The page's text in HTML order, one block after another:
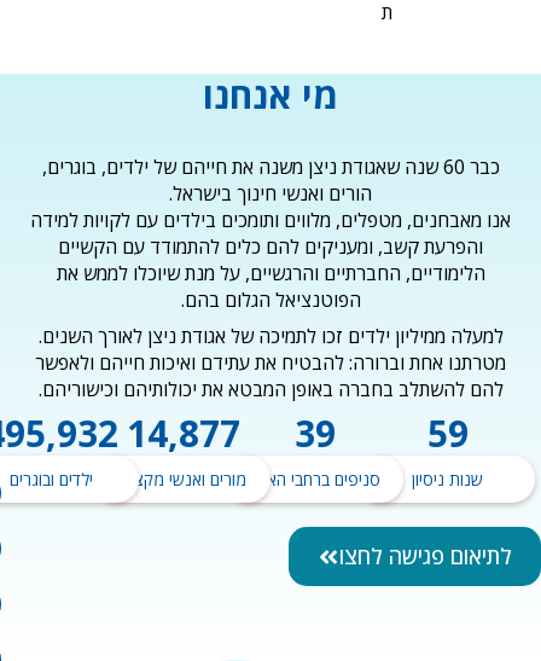
מי אנחנו
כבר 60 שנה שאגודת ניצן משנה את חייהם של ילדים, בוגרים,
הורים ואנשי חינוך בישראל.
מאבחנים, מטפלים, מלווים ותומכים בילדים עם לקויות למידה
והפרעת קשב, ומעניקים להם כלים להתמודד עם הקשיים
הלימודיים, החברתיים והרגשיים, על מנת שיוכלו לממש את
הפוטנציאל הגלום בהם.
למעלה ממיליון ילדים זכו לתמיכה של אגודת ניצן לאורך השנים.
מטרתנו אחת וברורה: להבטיח את עתידם ואיכות חייהם ולאפשר
להם להשתלב בחברה באופן המבטא את יכולותיהם וכישוריהם.
שנות ניסיון
60
סניפים ברחבי הארץ
40
מורים ואנשי מקצוע
15,000
ילדים ובוגרים
500,000
פגישה לחצו
f